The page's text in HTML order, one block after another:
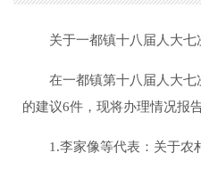
关于一都镇十八届人大七
在一都镇第十八届人大七
的建议6件，现将办理情况报
1.李家像等代表：关于农